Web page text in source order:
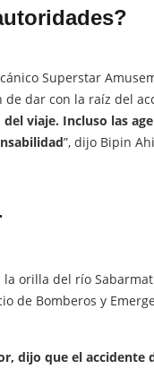
Superstar
dar con la raíz del
viaje. Incluso las
”, dijo Bipin
orilla del río
de Bomberos y
dijo que el